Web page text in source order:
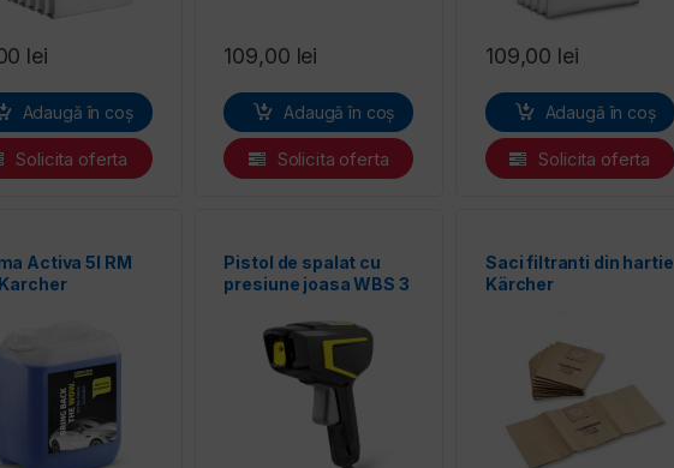
lei
Adaugă în coș
Solicita oferta
109,00 lei
Adaugă în coș
Solicita oferta
109,00 lei
Adaugă în coș
Solicita oferta
Activa 5l RM
Pistol de spalat cu
presiune joasa WBS 3
Saci filtranti din hartie
Kärcher